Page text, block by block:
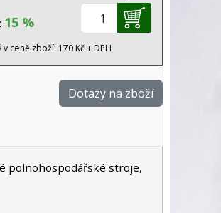
15 %
ceně zboží: 170 Kč + DPH
Dotazy na zboží
polnohospodářské stroje,